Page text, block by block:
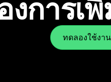
งการเ
ทดลองใช้งา